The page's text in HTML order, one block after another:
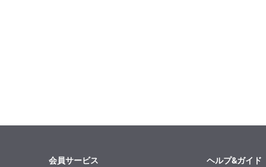
会員サービス ヘルプ&ガイド